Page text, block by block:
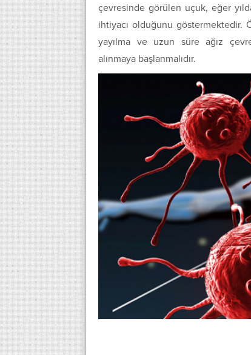
çevresinde görülen uçuk, eğer
ihtiyacı olduğunu göstermektedir.
yayılma ve uzun süre ağız
alınmaya başlanmalıdır.